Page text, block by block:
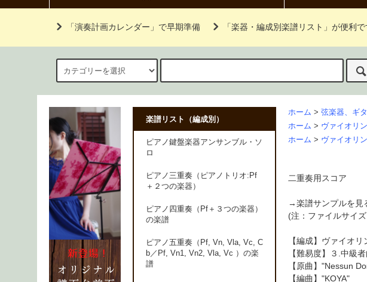
「演奏計画カレンダー」で早期準備 「楽器・編成別楽譜リスト」が便利で
ホーム > 弦楽器、ギ
ホーム > ヴァイオリ
ホーム > ヴァイオリ
二重奏用スコア
→楽譜サンプルを見
(注：ファイルサイ
【編成】 ヴァイオリ
【難易度】３.中級者
【原曲】 "Nessun
【編曲】 "KOYA"
楽譜リスト（編成別）
ピアノ鍵盤楽器アンサンブル・ソ
ロ
ピアノ三重奏（ピアノトリオ:Pf
＋２つの楽器）
ピアノ四重奏（Pf＋３つの楽器）
の楽譜
ピアノ五重奏（Pf, Vn, Vla, Vc, C
b／Pf, Vn1, Vn2, Vla, Vc ）の楽
譜